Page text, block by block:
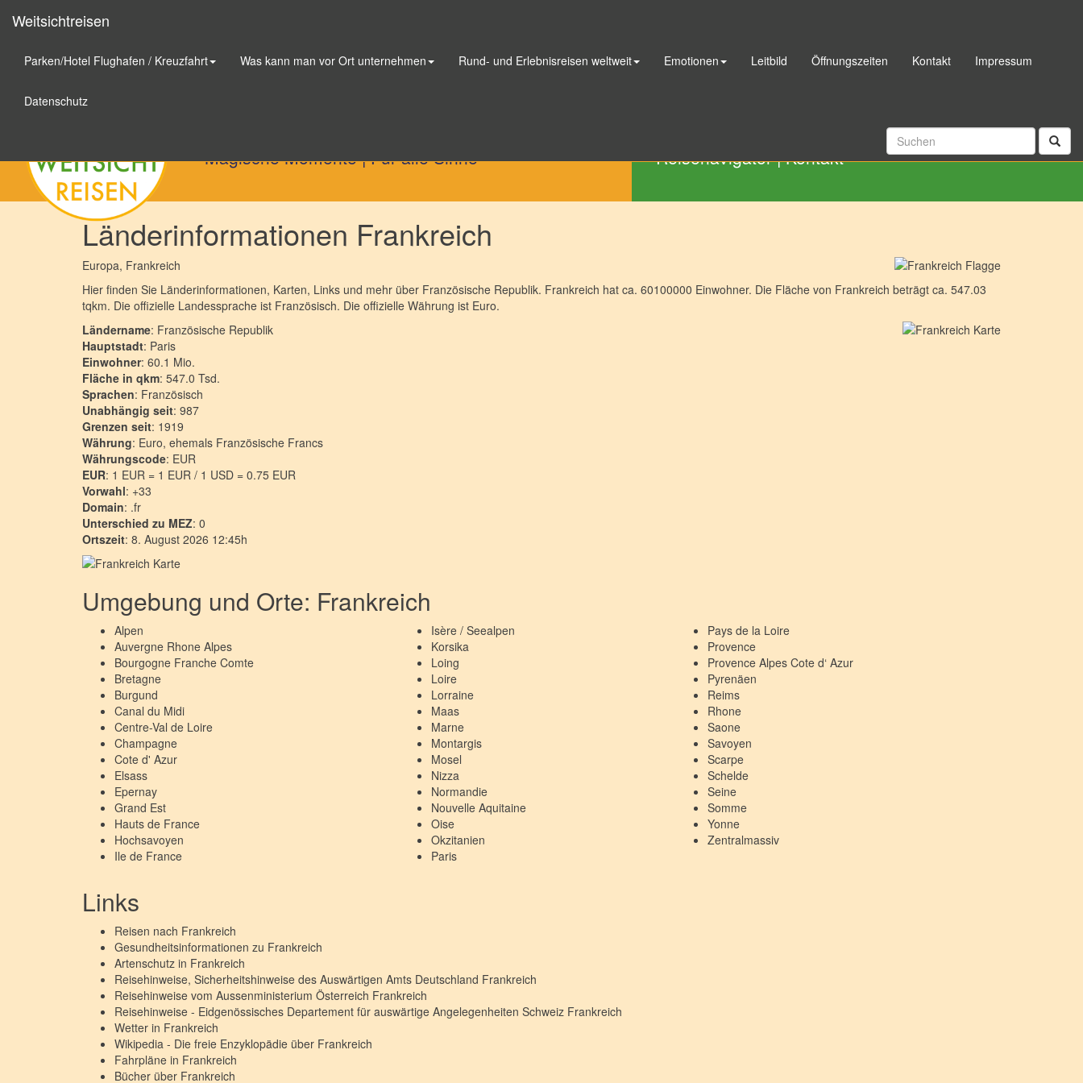
Magische Momente|Für alle Sinne Reisenavigator|Kontakt
Länderinformationen Frankreich
Europa, Frankreich
Hier finden Sie Länderinformationen, Karten, Links und mehr über Französische Republik. Frankreich hat ca. 60100000 Einwohner. Die Fläche von Frankreich beträgt ca. 547.03
tqkm. Die offizielle Landessprache ist Französisch. Die offizielle Währung ist Euro.
Ländername: Französische Republik
Hauptstadt: Paris
Einwohner: 60.1 Mio.
Fläche in qkm: 547.0 Tsd.
Sprachen: Französisch
Unabhängig seit: 987
Grenzen seit: 1919
Währung: Euro, ehemals Französische Francs
Währungscode: EUR
EUR: 1 EUR = 1 EUR / 1 USD = 0.75 EUR
Vorwahl: +33
Domain: .fr
Unterschied zu MEZ: 0
Ortszeit: 8. August 2026 12:45h
Umgebung und Orte: Frankreich
Alpen
Auvergne Rhone Alpes
Bourgogne Franche Comte
Bretagne
Burgund
Canal du Midi
Centre-Val de Loire
Champagne
Cote d' Azur
Elsass
Epernay
Grand Est
Hauts de France
Hochsavoyen
Ile de France
Isère / Seealpen
Korsika
Loing
Loire
Lorraine
Maas
Marne
Montargis
Mosel
Nizza
Normandie
Nouvelle Aquitaine
Oise
Okzitanien
Paris
Pays de la Loire
Provence
Provence Alpes Cote d‘ Azur
Pyrenäen
Reims
Rhone
Saone
Savoyen
Scarpe
Schelde
Seine
Somme
Yonne
Zentralmassiv
Links
Reisen nach Frankreich
Gesundheitsinformationen zu Frankreich
Artenschutz in Frankreich
Reisehinweise, Sicherheitshinweise des Auswärtigen Amts Deutschland Frankreich
Reisehinweise vom Aussenministerium Österreich Frankreich
Reisehinweise - Eidgenössisches Departement für auswärtige Angelegenheiten Schweiz Frankreich
Wetter in Frankreich
Wikipedia - Die freie Enzyklopädie über Frankreich
Fahrpläne in Frankreich
Bücher über Frankreich
Weitsichtreisen
Parken/Hotel Flughafen / Kreuzfahrt Was kann man vor Ort unternehmen Rund- und Erlebnisreisen weltweit Emotionen Leitbild Öffnungszeiten Kontakt Impressum
Datenschutz